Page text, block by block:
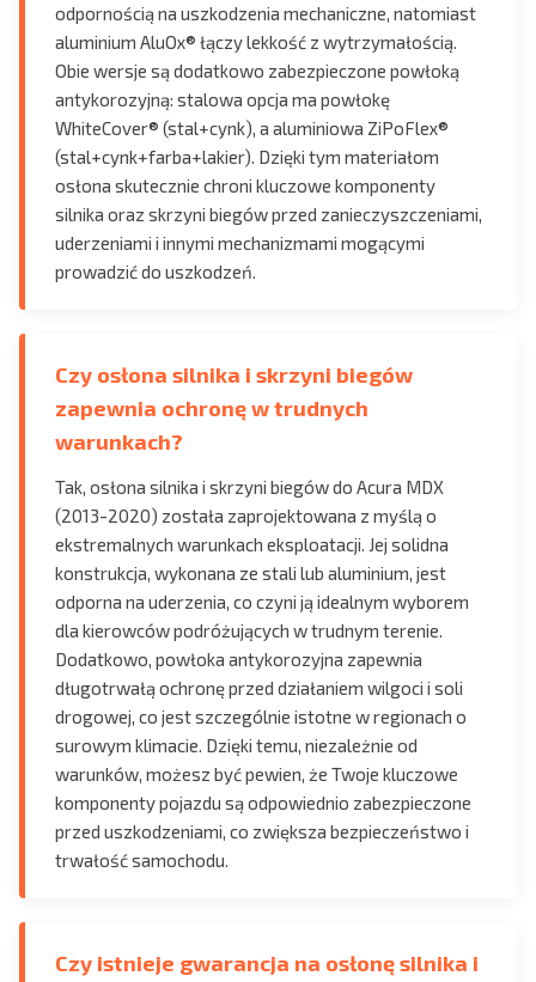
odpornością na uszkodzenia mechaniczne, natomiast
aluminium AluOx® łączy lekkość z wytrzymałością.
Obie wersje są dodatkowo zabezpieczone powłoką
antykorozyjną: stalowa opcja ma powłokę
WhiteCover® (stal+cynk), a aluminiowa ZiPoFlex®
(stal+cynk+farba+lakier). Dzięki tym materiałom
osłona skutecznie chroni kluczowe komponenty
silnika oraz skrzyni biegów przed zanieczyszczeniami,
uderzeniami i innymi mechanizmami mogącymi
prowadzić do uszkodzeń.
Czy osłona silnika i skrzyni biegów
zapewnia ochronę w trudnych
warunkach?
Tak, osłona silnika i skrzyni biegów do Acura MDX
(2013-2020) została zaprojektowana z myślą o
ekstremalnych warunkach eksploatacji. Jej solidna
konstrukcja, wykonana ze stali lub aluminium, jest
odporna na uderzenia, co czyni ją idealnym wyborem
dla kierowców podróżujących w trudnym terenie.
Dodatkowo, powłoka antykorozyjna zapewnia
długotrwałą ochronę przed działaniem wilgoci i soli
drogowej, co jest szczególnie istotne w regionach o
surowym klimacie. Dzięki temu, niezależnie od
warunków, możesz być pewien, że Twoje kluczowe
komponenty pojazdu są odpowiednio zabezpieczone
przed uszkodzeniami, co zwiększa bezpieczeństwo i
trwałość samochodu.
Czy istnieje gwarancja na osłonę silnika i